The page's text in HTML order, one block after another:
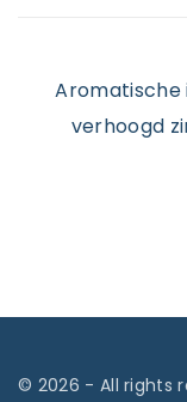
Aromatische
verhoogd
© 2026 - All rights